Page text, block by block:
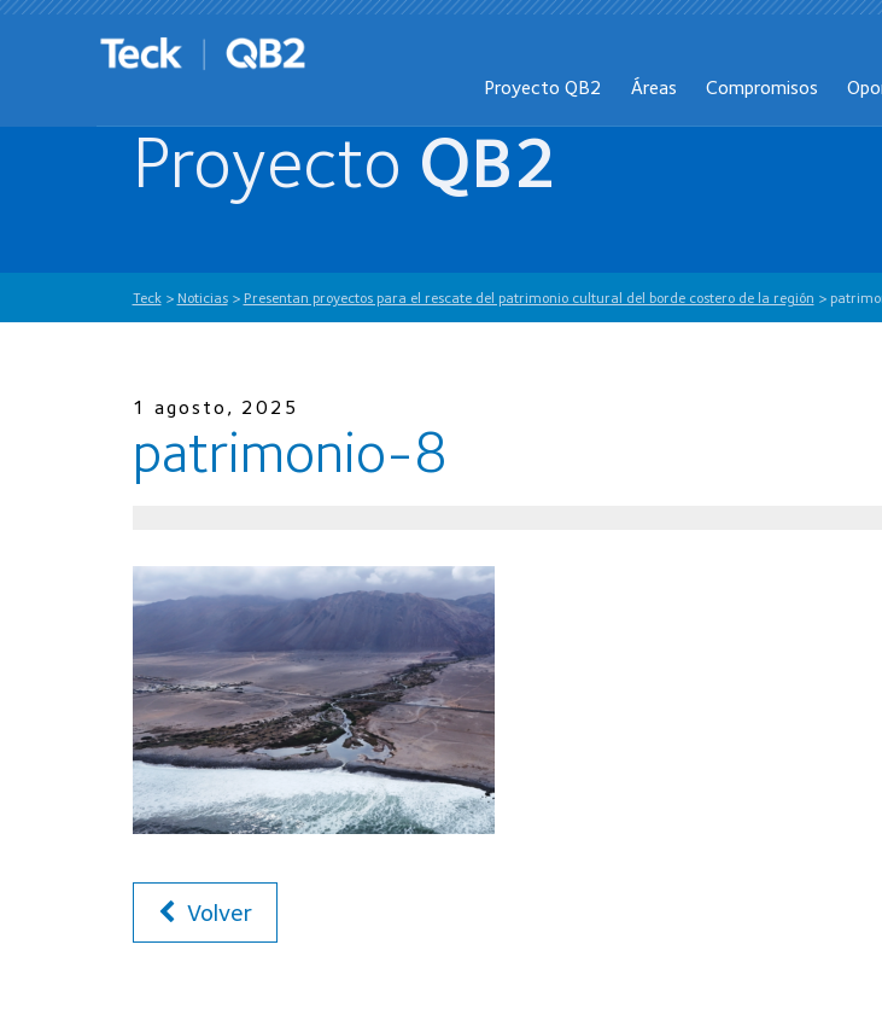
Proyecto QB2 Áreas Compromisos
Proyecto QB2
Teck> Noticias> Presentan proyectos para el rescate del patrimonio cultural del borde costero de la región >
1 agosto, 2025
patrimonio-8
Volver